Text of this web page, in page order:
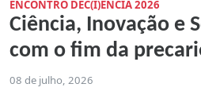
ENCONTRO DEC(I)ÊNCIA 2026
Ciência, Inovação e
com o fim da
08 de julho, 2026